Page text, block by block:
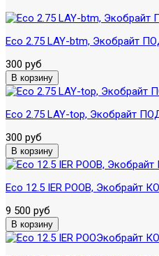
Eco 2.75 LAY-btm, Экобрайт
300 руб
Eco 2.75 LAY-top, Экобрайт
300 руб
Eco 12.5 IER POOB, Экобрайт
9 500 руб